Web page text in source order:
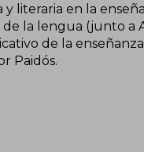
literaria en la
la lengua (junto a
de la
Paidós.